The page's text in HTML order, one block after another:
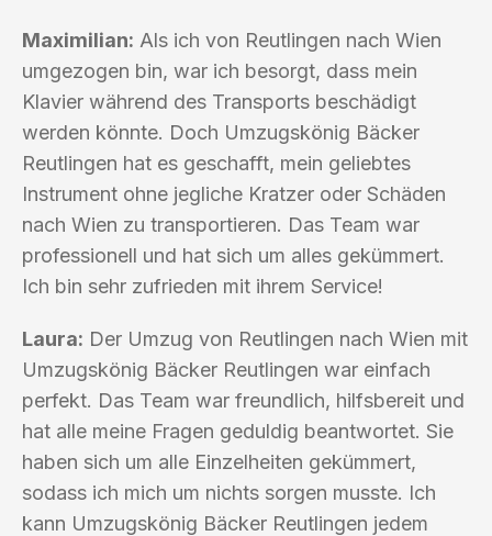
Maximilian: Als ich von Reutlingen nach Wien
umgezogen bin, war ich besorgt, dass mein
Klavier während des Transports beschädigt
werden könnte. Doch Umzugskönig Bäcker
Reutlingen hat es geschafft, mein geliebtes
Instrument ohne jegliche Kratzer oder Schäden
nach Wien zu transportieren. Das Team war
professionell und hat sich um alles gekümmert.
Ich bin sehr zufrieden mit ihrem Service!
Laura: Der Umzug von Reutlingen nach Wien mit
Umzugskönig Bäcker Reutlingen war einfach
perfekt. Das Team war freundlich, hilfsbereit und
hat alle meine Fragen geduldig beantwortet. Sie
haben sich um alle Einzelheiten gekümmert,
sodass ich mich um nichts sorgen musste. Ich
kann Umzugskönig Bäcker Reutlingen jedem